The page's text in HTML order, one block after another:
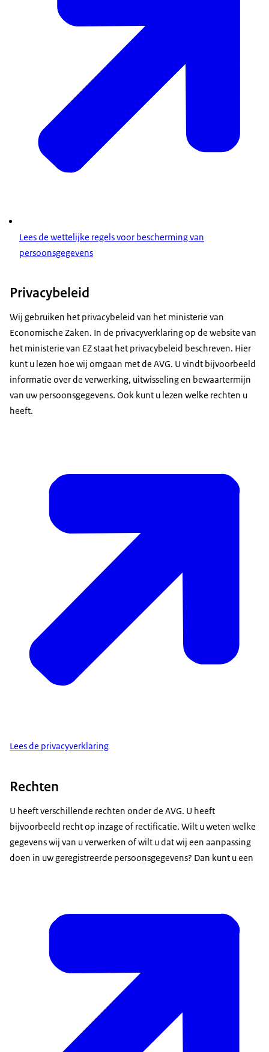
Lees de wettelijke regels voor bescherming van
persoonsgegevens
Privacybeleid
Wij gebruiken het privacybeleid van het ministerie van
Economische Zaken. In de privacyverklaring op de website van
het ministerie van EZ staat het privacybeleid beschreven. Hier
kunt u lezen hoe wij omgaan met de AVG. U vindt bijvoorbeeld
informatie over de verwerking, uitwisseling en bewaartermijn
van uw persoonsgegevens. Ook kunt u lezen welke rechten u
heeft.
Lees de privacyverklaring
Rechten
U heeft verschillende rechten onder de AVG. U heeft
bijvoorbeeld recht op inzage of rectificatie. Wilt u weten welke
gegevens wij van u verwerken of wilt u dat wij een aanpassing
doen in uw geregistreerde persoonsgegevens? Dan kunt u een